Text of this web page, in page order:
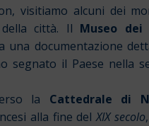
visitiamo alcuni dei
città. Il Museo dei
una documentazione
segnato il Paese nella
la Cattedrale di
alla fine delXIX secolo